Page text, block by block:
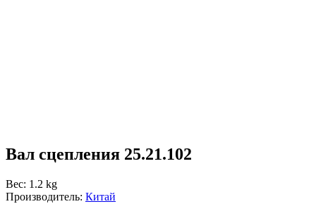
Вал сцепления 25.21.102
Вес: 1.2 kg
Производитель: Китай